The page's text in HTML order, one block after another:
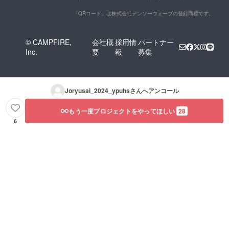
「QRコード」は株式会社デンソーウェーブの登録商標です。
© CAMPFIRE,
Inc.
会社概
要
採用情
報
パートナー
募集
Joryusai_2024_ypuhsさんへアンコール
6
もう一度プロジェクトをやってほしい 28